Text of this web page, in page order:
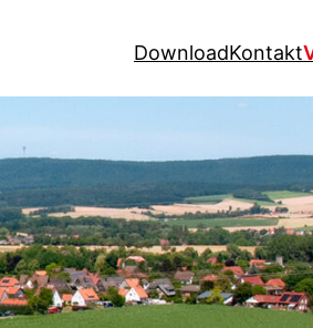
DownloadKontakt